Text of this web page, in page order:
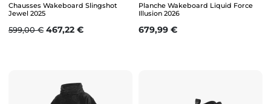
Chausses Wakeboard Slingshot
Jewel 2025
Prix de base
599,00 € Prix
467,22 €
Planche Wakeboard Liquid Force
Illusion 2026
Prix
679,99 €